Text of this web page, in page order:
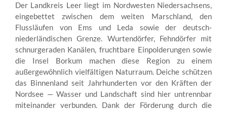
Der Landkreis Leer liegt im Nordwesten Niedersachsens,
eingebettet zwischen dem weiten Marschland, den
Flussläufen von Ems und Leda sowie der deutsch-
niederländischen Grenze. Wurtendörfer, Fehndörfer mit
schnurgeraden Kanälen, fruchtbare Einpolderungen sowie
die Insel Borkum machen diese Region zu einem
außergewöhnlich vielfältigen Naturraum. Deiche schützen
das Binnenland seit Jahrhunderten vor den Kräften der
Nordsee — Wasser und Landschaft sind hier untrennbar
miteinander verbunden. Dank der Förderung durch die